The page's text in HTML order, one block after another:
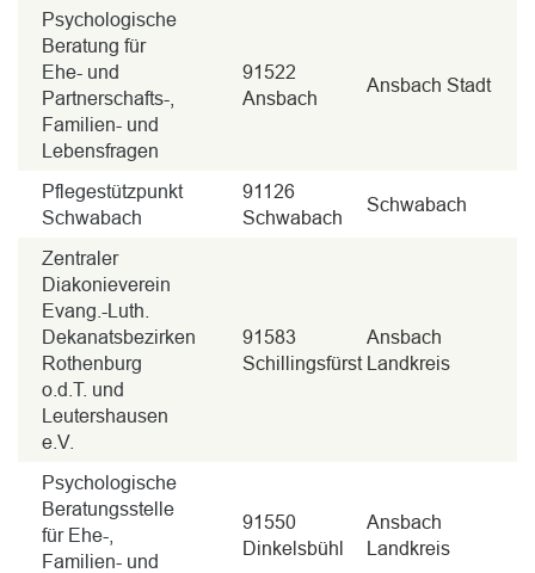
Psychologische
Beratung für
Ehe- und
Partnerschafts-,
Familien- und
Lebensfragen
91522
Ansbach
Ansbach Stadt
Pflegestützpunkt
Schwabach
91126
Schwabach
Schwabach
Zentraler
Diakonieverein
Evang.-Luth.
Dekanatsbezirken
Rothenburg
o.d.T. und
Leutershausen
e.V.
91583
Schillingsfürst
Ansbach
Landkreis
Psychologische
Beratungsstelle
für Ehe-,
Familien- und
91550
Dinkelsbühl
Ansbach
Landkreis